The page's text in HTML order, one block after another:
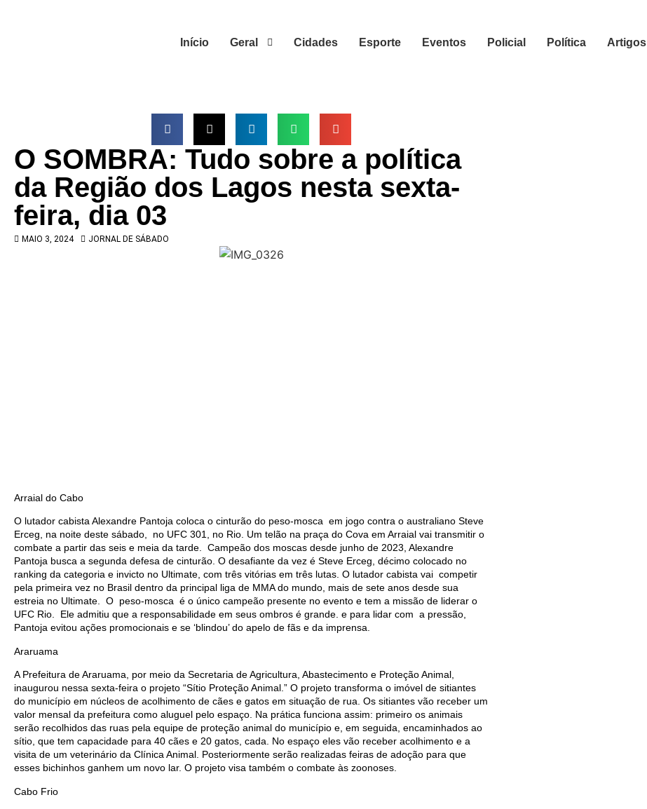
Início Geral Cidades Esporte Eventos Policial Política Artigos
O SOMBRA: Tudo sobre a política
da Região dos Lagos nesta sexta-
feira, dia 03
MAIO 3, 2024 JORNAL DE SÁBADO
Arraial do Cabo
O lutador cabista Alexandre Pantoja coloca o cinturão do peso-mosca em jogo contra o australiano Steve
Erceg, na noite deste sábado, no UFC 301, no Rio. Um telão na praça do Cova em Arraial vai transmitir o
combate a partir das seis e meia da tarde. Campeão dos moscas desde junho de 2023, Alexandre
Pantoja busca a segunda defesa de cinturão. O desafiante da vez é Steve Erceg, décimo colocado no
ranking da categoria e invicto no Ultimate, com três vitórias em três lutas. O lutador cabista vai competir
pela primeira vez no Brasil dentro da principal liga de MMA do mundo, mais de sete anos desde sua
estreia no Ultimate. O peso-mosca é o único campeão presente no evento e tem a missão de liderar o
UFC Rio. Ele admitiu que a responsabilidade em seus ombros é grande. e para lidar com a pressão,
Pantoja evitou ações promocionais e se ‘blindou’ do apelo de fãs e da imprensa.
Araruama
A Prefeitura de Araruama, por meio da Secretaria de Agricultura, Abastecimento e Proteção Animal,
inaugurou nessa sexta-feira o projeto “Sítio Proteção Animal.” O projeto transforma o imóvel de sitiantes
do município em núcleos de acolhimento de cães e gatos em situação de rua. Os sitiantes vão receber um
valor mensal da prefeitura como aluguel pelo espaço. Na prática funciona assim: primeiro os animais
serão recolhidos das ruas pela equipe de proteção animal do município e, em seguida, encaminhados ao
sítio, que tem capacidade para 40 cães e 20 gatos, cada. No espaço eles vão receber acolhimento e a
visita de um veterinário da Clínica Animal. Posteriormente serão realizadas feiras de adoção para que
esses bichinhos ganhem um novo lar. O projeto visa também o combate às zoonoses.
Cabo Frio